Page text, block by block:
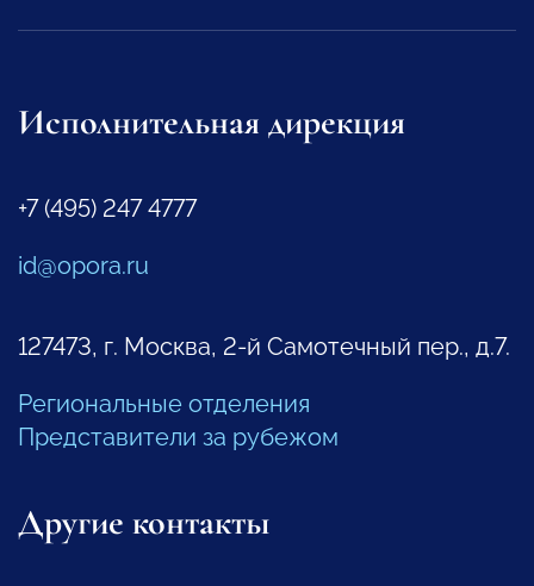
Исполнительная дирекция
+7 (495) 247 4777
id@opora.ru
127473, г. Москва, 2-й Самотечный пер., д.7.
Региональные отделения
Представители за рубежом
Другие контакты